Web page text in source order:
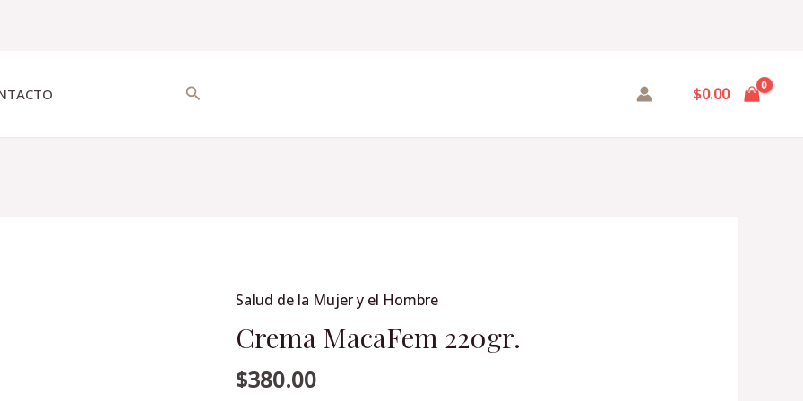
Buscar $0.00
Salud de la Mujer y el Hombre
Crema MacaFem 220gr.
$380.00
Crema
MacaFem
220gr.
cantidad